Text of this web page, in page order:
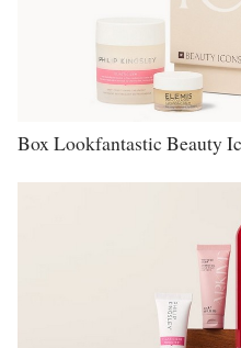
Box Lookfantastic Beauty